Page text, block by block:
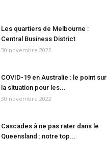
Les quartiers de Melbourne :
Central Business District
30 novembre 2022
COVID-19 en Australie : le point sur
la situation pour les...
30 novembre 2022
Cascades à ne pas rater dans le
Queensland : notre top...